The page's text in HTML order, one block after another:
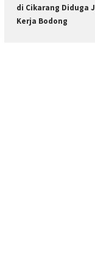
di Cikarang Diduga
Kerja Bodong